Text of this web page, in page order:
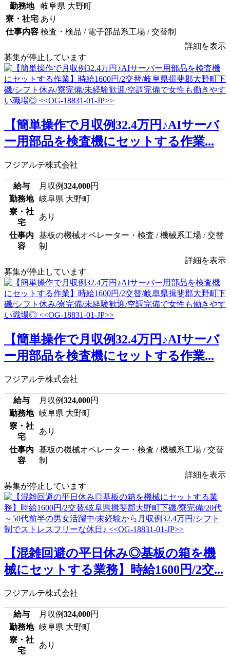
勤務地
岐阜県 大野町
寮・社宅 あり
仕事内容 検査・検品 / 電子部品系工場 / 交替制
詳細を表示
募集が停止しています
【簡単操作で月収例32.4万円♪AIサーバ
ー用部品を検査機にセットする作業...
フジアルテ株式会社
給与 月収例324,000円
勤務地
岐阜県 大野町
寮・社
宅
あり
仕事内
容
基板の機械オペレーター・検査 / 機械系工場 / 交替
制
詳細を表示
募集が停止しています
【簡単操作で月収例32.4万円♪AIサーバ
ー用部品を検査機にセットする作業...
フジアルテ株式会社
給与 月収例324,000円
勤務地
岐阜県 大野町
寮・社
宅
あり
仕事内
容
基板の機械オペレーター・検査 / 機械系工場 / 交替
制
詳細を表示
募集が停止しています
【混雑回避の平日休み◎基板の箱を機
械にセットする業務】時給1600円/2交...
フジアルテ株式会社
給与 月収例324,000円
勤務地
岐阜県 大野町
寮・社
宅
あり